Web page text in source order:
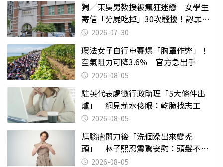
獨／東吳男教授被瘋狂迷戀 女學生
寄信「分屍吃掉」30次騷擾！認罪免
關 2026-07-30
環法女子自行車賽爆「胸罩作弊」！
空氣阻力可降3.6％ 官方急出手
2026-08-05
駐英代表處徵行政助理「5大條件出
爐」 網見薪水傻眼：乾脆找志工
2026-08-05
尪腦瘤開刀後「洗個澡出來變禿
頭」 林子熙忍震驚安慰：頭髮不重
要 2026-08-05